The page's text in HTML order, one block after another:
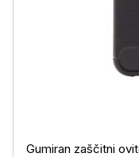
Gumiran zaščitni